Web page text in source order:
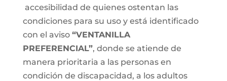
accesibilidad de quienes ostentan las
condiciones para su uso y está identificado
con el aviso “VENTANILLA
PREFERENCIAL”, donde se atiende de
manera prioritaria a las personas en
condición de discapacidad, a los adultos